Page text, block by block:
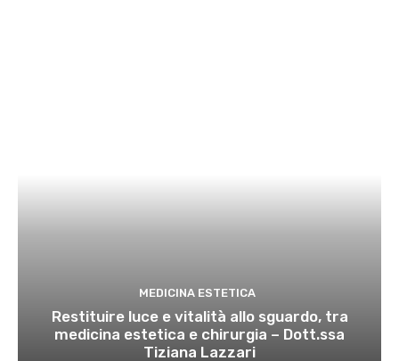
MEDICINA ESTETICA
Restituire luce e vitalità allo sguardo, tra
medicina estetica e chirurgia – Dott.ssa
Tiziana Lazzari